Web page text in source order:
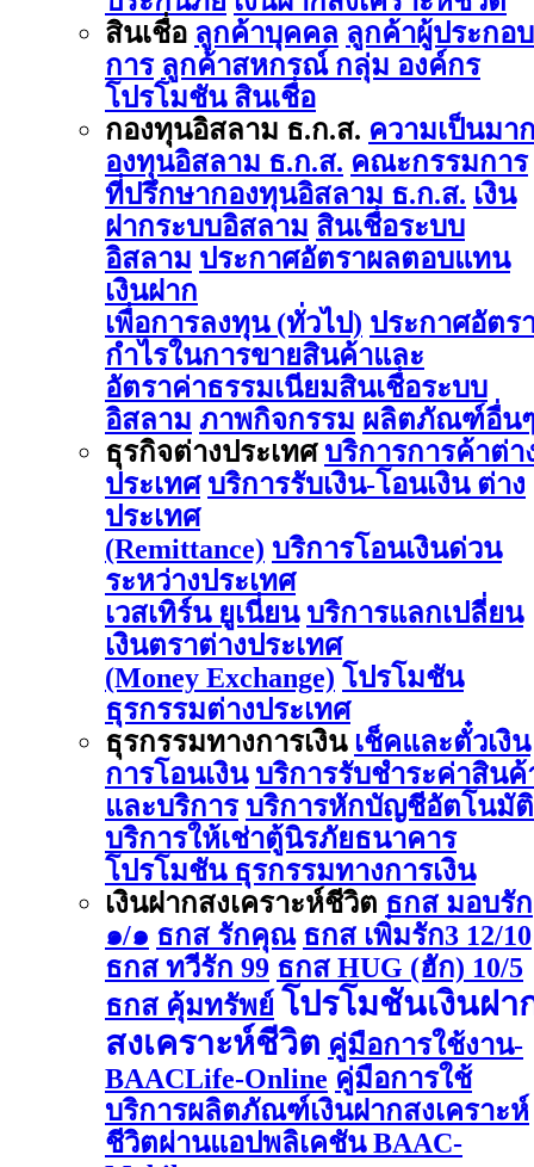
สินเชื่อ ลูกค้าบุคคล ลูกค้าผู้ประกอบ
การ ลูกค้าสหกรณ์ กลุ่ม องค์กร
โปรโมชัน สินเชื่อ
กองทุนอิสลาม ธ.ก.ส. ความเป็นมา
องทุนอิสลาม ธ.ก.ส. คณะกรรมการ
ที่ปรึกษากองทุนอิสลาม ธ.ก.ส. เงิน
ฝากระบบอิสลาม สินเชื่อระบบ
อิสลาม ประกาศอัตราผลตอบแทน
เงินฝาก
เพื่อการลงทุน (ทั่วไป) ประกาศอัตร
กำไรในการขายสินค้าและ
อัตราค่าธรรมเนียมสินเชื่อระบบ
อิสลาม ภาพกิจกรรม ผลิตภัณฑ์อื่น
ธุรกิจต่างประเทศ บริการการค้าต่า
ประเทศ บริการรับเงิน-โอนเงิน ต่าง
ประเทศ
(Remittance) บริการโอนเงินด่วน
ระหว่างประเทศ
เวสเทิร์น ยูเนี่ยน บริการแลกเปลี่ยน
เงินตราต่างประเทศ
(Money Exchange) โปรโมชัน
ธุรกรรมต่างประเทศ
ธุรกรรมทางการเงิน เช็คและตั๋วเงิน
การโอนเงิน บริการรับชำระค่าสินค้
และบริการ บริการหักบัญชีอัตโนมัติ
บริการให้เช่าตู้นิรภัยธนาคาร
โปรโมชัน ธุรกรรมทางการเงิน
เงินฝากสงเคราะห์ชีวิต ธกส มอบรัก
๑/๑ ธกส รักคุณ ธกส เพิ่มรัก3 12/10
ธกส ทวีรัก 99 ธกส HUG (ฮัก) 10/5
ธกส คุ้มทรัพย์ โปรโมชันเงินฝา
สงเคราะห์ชีวิต คู่มือการใช้งาน-
BAACLife-Online คู่มือการใช้
บริการผลิตภัณฑ์เงินฝากสงเคราะห์
ชีวิตผ่านแอปพลิเคชัน BAAC-